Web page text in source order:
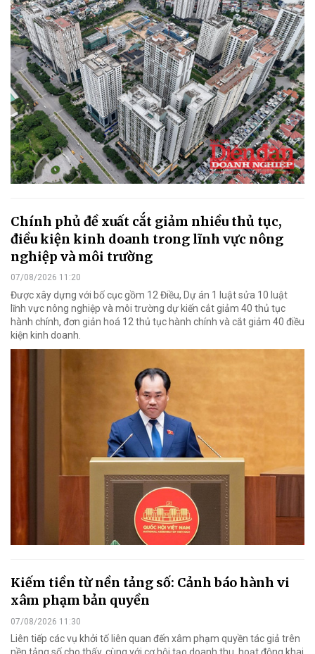
Chính phủ đề xuất cắt giảm nhiều thủ tục,
điều kiện kinh doanh trong lĩnh vực nông
nghiệp và môi trường
07/08/2026 11:20
Được xây dựng với bố cục gồm 12 Điều, Dự án 1 luật sửa 10 luật
lĩnh vực nông nghiệp và môi trường dự kiến cắt giảm 40 thủ tục
hành chính, đơn giản hoá 12 thủ tục hành chính và cắt giảm 40 điều
kiện kinh doanh.
Kiếm tiền từ nền tảng số: Cảnh báo hành vi
xâm phạm bản quyền
07/08/2026 11:30
Liên tiếp các vụ khởi tố liên quan đến xâm phạm quyền tác giả trên